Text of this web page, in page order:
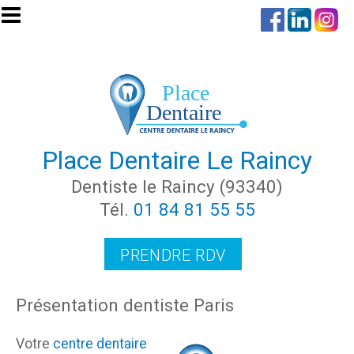
Aller au contenu principal
Place Dentaire Le Raincy
Dentiste le Raincy (93340)
Tél. 01 84 81 55 55
PRENDRE RDV
Présentation dentiste Paris
Votre centre dentaire